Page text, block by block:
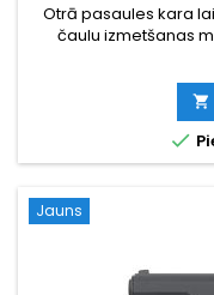
Otrā pasaules kara
čaulu izmetšanas
standarta lielas
lodītes misiņa čaulās,
izlido pa sānu.
lodītēm, kopējais


Jauns